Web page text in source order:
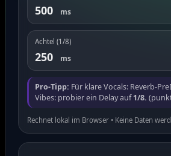
500 ms
Achtel (1/8)
250 ms
Pro-Tipp: Für klare Vocals: Reverb-
Vibes: probier ein Delay auf1/8.
Rechnet lokal im Browser • Keine Daten